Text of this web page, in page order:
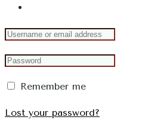
Remember me
Lost your password?